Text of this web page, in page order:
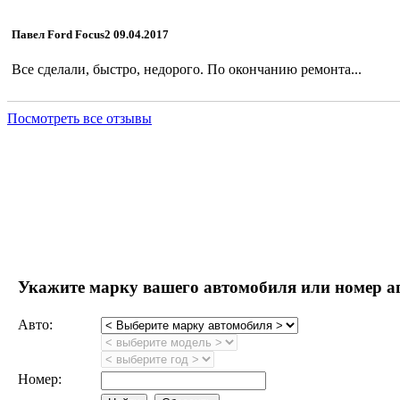
Павел Ford Focus2 09.04.2017
Все сделали, быстро, недорого. По окончанию ремонта...
Посмотреть все отзывы
Укажите марку вашего автомобиля или номер
Авто:
Номер: